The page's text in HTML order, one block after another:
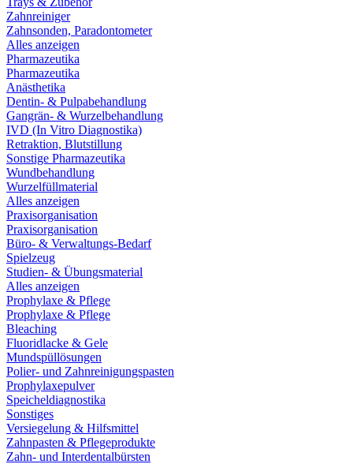
Zahnreiniger
Zahnsonden, Paradontometer
Alles anzeigen
Pharmazeutika
Pharmazeutika
Anästhetika
Dentin- & Pulpabehandlung
Gangrän- & Wurzelbehandlung
IVD (In Vitro Diagnostika)
Retraktion, Blutstillung
Sonstige Pharmazeutika
Wundbehandlung
Wurzelfüllmaterial
Alles anzeigen
Praxisorganisation
Praxisorganisation
Büro- & Verwaltungs-Bedarf
Spielzeug
Studien- & Übungsmaterial
Alles anzeigen
Prophylaxe & Pflege
Prophylaxe & Pflege
Bleaching
Fluoridlacke & Gele
Mundspüllösungen
Polier- und Zahnreinigungspasten
Prophylaxepulver
Speicheldiagnostika
Sonstiges
Versiegelung & Hilfsmittel
Zahnpasten & Pflegeprodukte
Zahn- und Interdentalbürsten